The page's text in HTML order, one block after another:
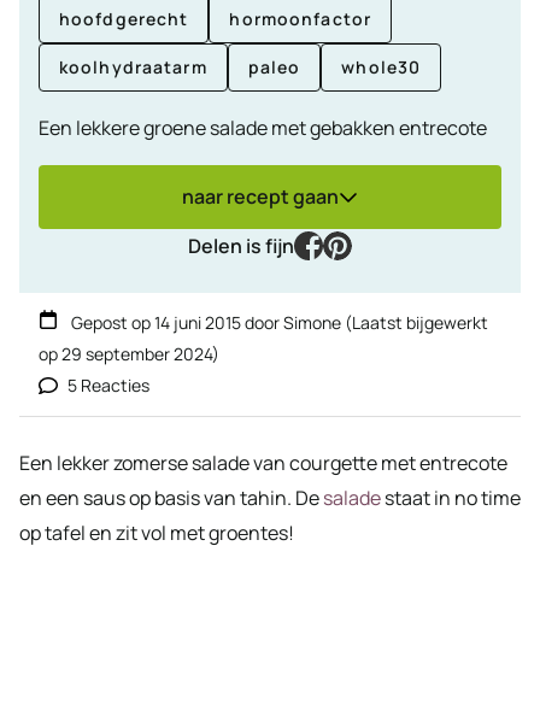
hoofdgerecht hormoonfactor
koolhydraatarm paleo whole30
Een lekkere groene salade met gebakken entrecote
naar recept gaan
Delen is fijn
facebook
pinterest
Gepost op14 juni 2015doorSimone (Laatst bijgewerkt
op29 september 2024)
5 Reacties
Een lekker zomerse salade van courgette met entrecote
en een saus op basis van tahin. Desaladestaat in no time
op tafel en zit vol met groentes!